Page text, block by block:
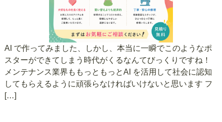
AI で作ってみました、しかし、本当に一瞬でこのようなポ
スターができてしまう時代がくるなんてびっくりですね！
メンテナンス業界ももっともっとAI を活用して社会に認知
してもらえるように頑張らなければいけないと思います フ
[…]